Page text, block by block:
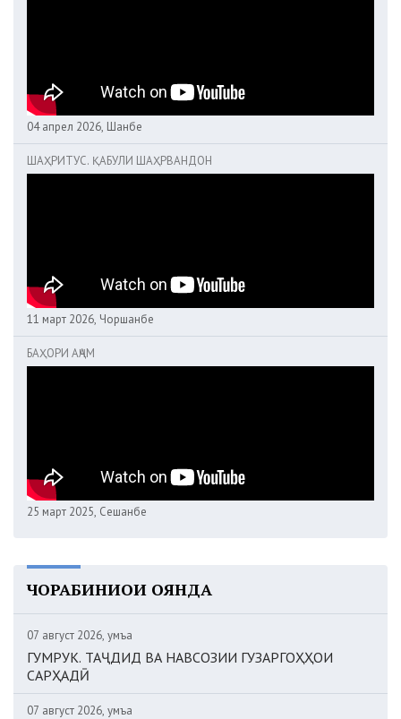
04 апрел 2026, Шанбе
ШАҲРИТУС. ҚАБУЛИ ШАҲРВАНДОН
11 март 2026, Чоршанбе
БАҲОРИ АҶАМ
25 март 2025, Сешанбе
ЧОРАБИНИҲОИ ОЯНДА
07 август 2026, Ҷумъа
ГУМРУК. ТАҶДИД ВА НАВСОЗИИ ГУЗАРГОҲҲОИ
САРҲАДӢ
07 август 2026, Ҷумъа